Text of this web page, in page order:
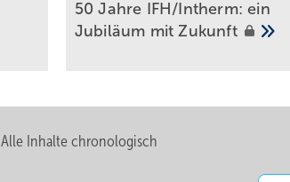
50 Jahre IFH/Intherm: ein
Jubiläum mit Zukunft
Alle Inhalte chronologisch